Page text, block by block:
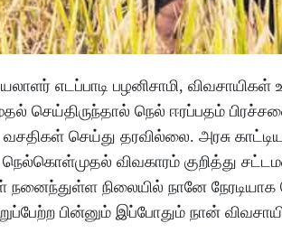
எடப்பாடி பழனிசாமி,
நெல் ஈரப்பதம்
செய்து தரவில்லை. அரசு
விவகாரம் குறித்து
நனைந்துள்ள நிலையில் நானே
பின்னும் இப்போதும் நான்